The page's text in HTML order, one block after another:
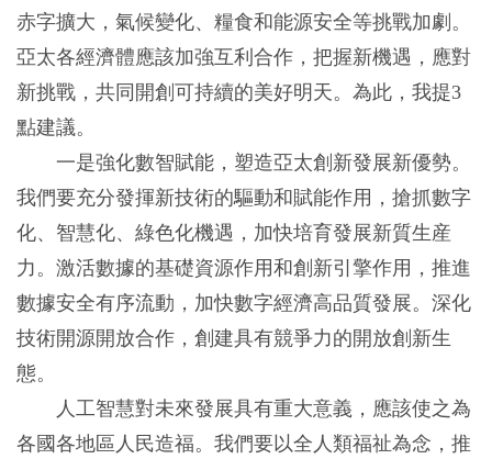
赤字擴大，氣候變化、糧食和能源安全等挑戰加劇。
亞太各經濟體應該加強互利合作，把握新機遇，應對
新挑戰，共同開創可持續的美好明天。為此，我提3
點建議。
一是強化數智賦能，塑造亞太創新發展新優勢。
我們要充分發揮新技術的驅動和賦能作用，搶抓數字
化、智慧化、綠色化機遇，加快培育發展新質生産
力。激活數據的基礎資源作用和創新引擎作用，推進
數據安全有序流動，加快數字經濟高品質發展。深化
技術開源開放合作，創建具有競爭力的開放創新生
態。
人工智慧對未來發展具有重大意義，應該使之為
各國各地區人民造福。我們要以全人類福祉為念，推